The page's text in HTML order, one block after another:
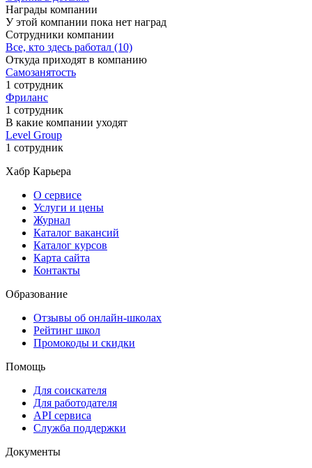
Награды компании
У этой компании пока нет наград
Сотрудники компании
Все, кто здесь работал (10)
Откуда приходят в компанию
Самозанятость
1 сотрудник
Фриланс
1 сотрудник
В какие компании уходят
Level Group
1 сотрудник
Хабр Карьера
О сервисе
Услуги и цены
Журнал
Каталог вакансий
Каталог курсов
Карта сайта
Контакты
Образование
Отзывы об онлайн-школах
Рейтинг школ
Промокоды и скидки
Помощь
Для соискателя
Для работодателя
API сервиса
Служба поддержки
Документы